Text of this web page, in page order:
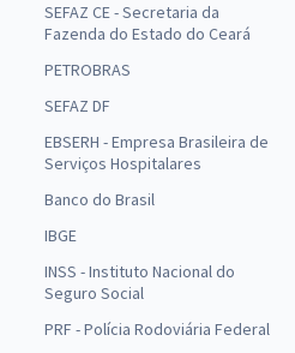
SEFAZ CE - Secretaria da
Fazenda do Estado do Ceará
PETROBRAS
SEFAZ DF
EBSERH - Empresa Brasileira de
Serviços Hospitalares
Banco do Brasil
IBGE
INSS - Instituto Nacional do
Seguro Social
PRF - Polícia Rodoviária Federal